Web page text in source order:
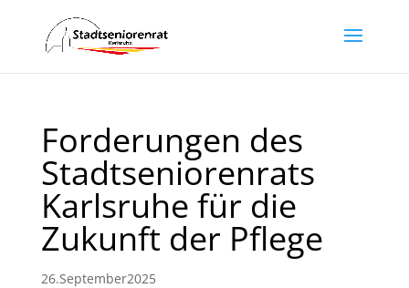
Forderungen des
Stadtseniorenrats
Karlsruhe für die
Zukunft der Pflege
26.September2025